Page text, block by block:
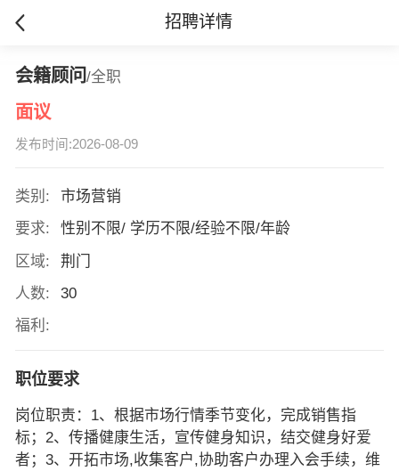
招聘详情
会籍顾问/全职
面议
发布时间:2026-08-09
类别:
市场营销
要求:
性别不限/ 学历不限/经验不限/年龄
区域:
荆门
人数:
30
福利:
职位要求
岗位职责：1、根据市场行情季节变化，完成销售指
标；2、传播健康生活，宣传健身知识，结交健身好爱
者；3、开拓市场,收集客户,协助客户办理入会手续，维